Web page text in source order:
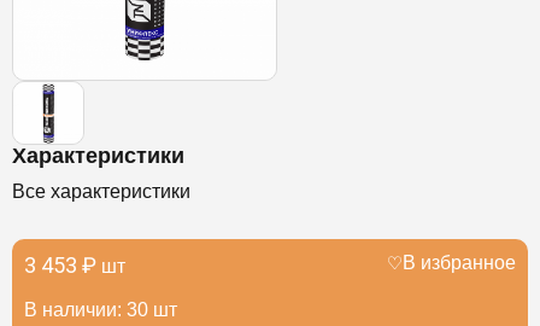
Характеристики
Все характеристики
3 453 ₽ шт
В наличии: 30 шт
В избранное